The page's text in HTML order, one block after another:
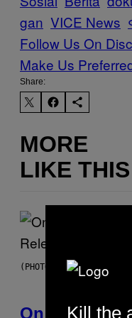
gan VICE News
Follow Us On
Make Us
Share:
MORE
LIKE THIS
(PHOTO BY GARY
On This Day
Kill the